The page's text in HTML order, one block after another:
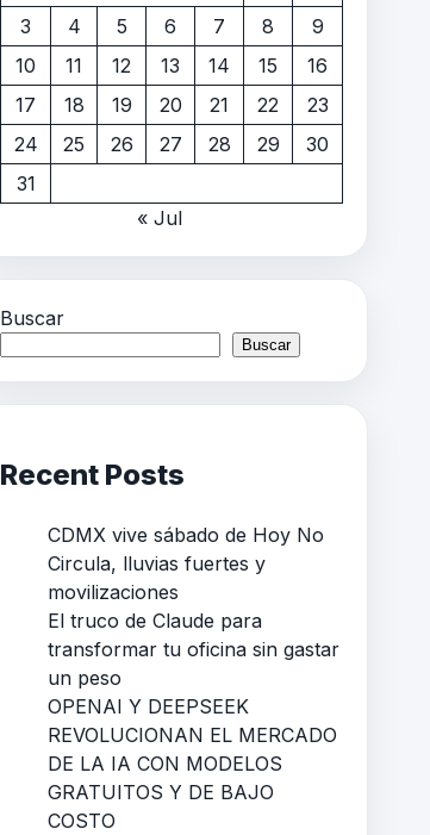
3
4 5 6 7 8
9
10
11 12 13 14 15
16
17
18 19 20 21 22
23
24
25 26 27 28 29
30
31
« Jul
Buscar
Buscar
Recent Posts
CDMX vive sábado de Hoy No
Circula, lluvias fuertes y
movilizaciones
El truco de Claude para
transformar tu oficina sin gastar
un peso
OPENAI Y DEEPSEEK
REVOLUCIONAN EL MERCADO
DE LA IA CON MODELOS
GRATUITOS Y DE BAJO
COSTO